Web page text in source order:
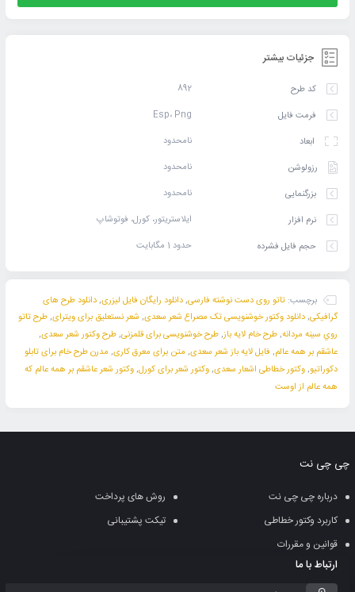
جزئیات بیشتر
کد طرح
892
فرمت فایل
Esp، Png
ابعاد
نامحدود
رزولوشن
نامحدود
بزرگنمایی
نامحدود
نرم افزار
ایلاستریتور، کورل، فوتوشاپ
حجم فایل فشرده
حدود 1 مگابایت
برچسب: تاتو روی دست نوشته فارسی,دانلود رایگان فایل لیزری,دانلود طرح های
گرافیکی,دانلود وکتور خوشنویسی تک مصراع شعر سعدی, شعر نستعلیق برای ویترای,طرح تاتو
روي سينه مردانه,طرح خام لایه باز,طرح خوشنویسی برای قلمزنی,طرح وکتور شعر سعدی,
عاشقم بر همه عالم, فایل لایه باز شعر سعدی, متن برای معرق کاری, مدرن طرح خام برای تابلو
دکوراتیو,وکتور خطاطی اشعار سعدی,وکتور شعر برای کورل,وکتور شعر عاشقم بر همه عالم که
همه عالم از اوست
چی چی نت
درباره چی چی نت
روش های پرداخت
کاربرد وکتور خطاطی
تیکت پشتیبانی
قوانین و مقررات
ارتباط با ما